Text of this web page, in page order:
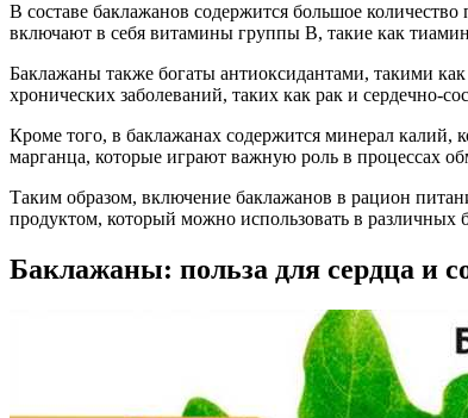
В составе баклажанов содержится большое
включают в себя витамины группы В, такие как
Баклажаны также богаты антиоксидантами, такими
хронических заболеваний, таких как рак и сердечно-
Кроме того, в баклажанах содержится минерал
марганца, которые играют важную роль в процессах
Таким образом, включение баклажанов в рацион
продуктом, который можно использовать в различных
Баклажаны: польза для сердца и